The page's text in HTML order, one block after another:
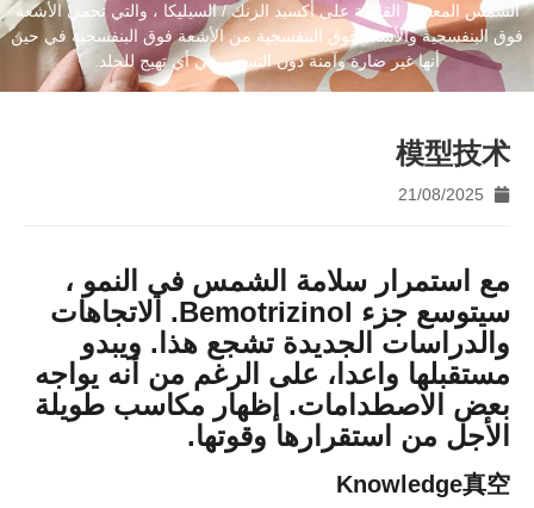
الشمس المعدنية القائمة على أكسيد الزنك / السيليكا ، والتي تحمي الأشعة
فوق البنفسجية والأشعة فوق البنفسجية من الأشعة فوق البنفسجية في حين
أنها غير ضارة وآمنة دون التسبب في أي تهيج للجلد.
模型技术
21/08/2025
مع استمرار سلامة الشمس في النمو ،
سيتوسع جزء Bemotrizinol. الاتجاهات
والدراسات الجديدة تشجع هذا. ويبدو
مستقبلها واعدا، على الرغم من أنه يواجه
بعض الاصطدامات. إظهار مكاسب طويلة
الأجل من استقرارها وقوتها.
Knowledge真空